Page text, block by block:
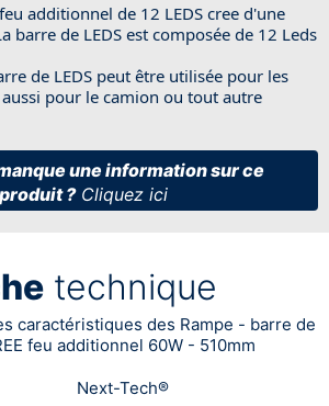
additionnel de 12 LEDS cree d'une
barre de LEDS est composée de 12 Leds
de LEDS peut être utilisée pour les
pour le camion ou tout autre
une information sur ce
produit ? Cliquez ici
technique
caractéristiques des Rampe - barre de
feu additionnel 60W - 510mm
Next-Tech®